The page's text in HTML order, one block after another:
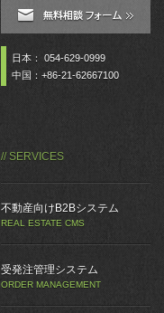
日本： 054-629-0999
中国：+86-21-62667100
// SERVICES
不動産向けB2Bシステム
REAL ESTATE CMS
受発注管理システム
ORDER MANAGEMENT